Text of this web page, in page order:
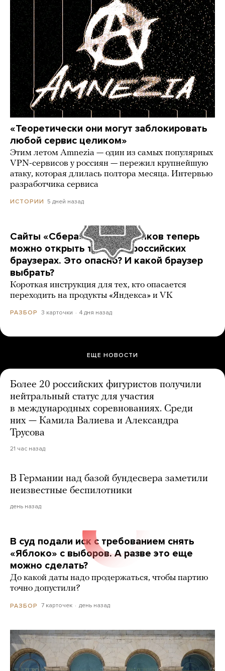
«Теоретически они могут заблокировать
любой сервис целиком»
Этим летом Amnezia — один из самых популярных
VPN-сервисов у россиян — пережил крупнейшую
атаку, которая длилась полтора месяца. Интервью
разработчика сервиса
ИСТОРИИ 5 дней назад
Сайты «Сбера» и других банков теперь
можно открыть только в российских
браузерах. Это опасно? И какой браузер
выбрать?
Короткая инструкция для тех, кто опасается
переходить на продукты «Яндекса» и VK
РАЗБОР 3 карточки 4 дня назад
ЕЩЕ НОВОСТИ
Более 20 российских фигуристов получили
нейтральный статус для участия
в международных соревнованиях. Среди
них — Камила Валиева и Александра
Трусова
21 час назад
В Германии над базой бундесвера заметили
неизвестные беспилотники
день назад
В суд подали иск с требованием снять
«Яблоко» с выборов. А разве это еще
можно сделать?
До какой даты надо продержаться, чтобы партию
точно допустили?
РАЗБОР 7 карточек день назад